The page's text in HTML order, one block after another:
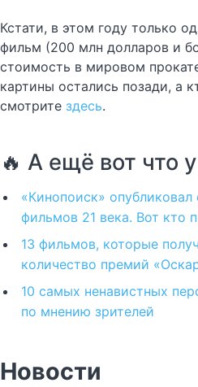
Кстати, в этом году только
фильм (200 млн долларов и
стоимость в мировом
картины остались позади, а
смотрите здесь.
🔥 А ещё вот что
«Кинопоиск»
фильмов 21 века. Вот кто
13 фильмов, которые
количество премий
10 самых ненавистных
по мнению зрителей
Новости